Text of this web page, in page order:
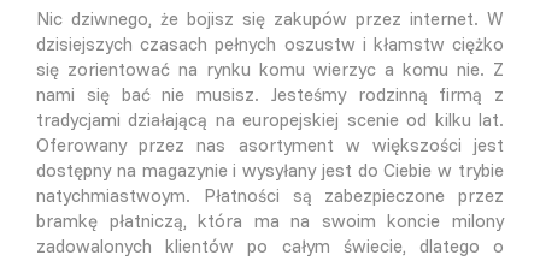
Nic dziwnego, że bojisz się zakupów przez internet. W
dzisiejszych czasach pełnych oszustw i kłamstw ciężko
się zorientować na rynku komu wierzyc a komu nie. Z
nami się bać nie musisz. Jesteśmy rodzinną firmą z
tradycjami działającą na europejskiej scenie od kilku lat.
Oferowany przez nas asortyment w większości jest
dostępny na magazynie i wysyłany jest do Ciebie w trybie
natychmiastwoym. Płatności są zabezpieczone przez
bramkę płatniczą, która ma na swoim koncie milony
zadowalonych klientów po całym świecie, dlatego o